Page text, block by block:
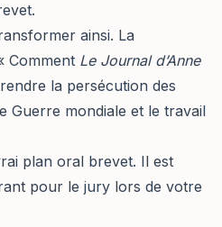
ainsi. La
Comment Le Journal d’Anne
la persécution des
Guerre mondiale et le travail
plan oral brevet. Il est
pour le jury lors de votre